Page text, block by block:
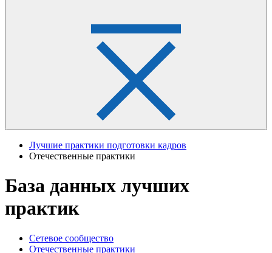
Лучшие практики подготовки кадров
Отечественные практики
База данных лучших
практик
Сетевое сообщество
Отечественные практики